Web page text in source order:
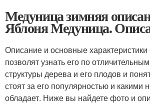
Медуница зимняя
Яблоня Медуница.
Описание и основные
позволят узнать его по
структуры дерева и его плодов и
стоят за его популярностью и какими
обладает. Ниже вы найдете фото и